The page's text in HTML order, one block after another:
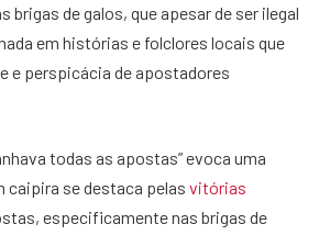
brigas de galos, que apesar de ser ilegal
em histórias e folclores locais que
e perspicácia de apostadores
todas as apostas” evoca uma
caipira se destaca pelas vitórias
especificamente nas brigas de